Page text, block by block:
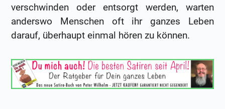
verschwinden oder entsorgt werden, warten
anderswo Menschen oft ihr ganzes Leben
darauf, überhaupt einmal hören zu können.